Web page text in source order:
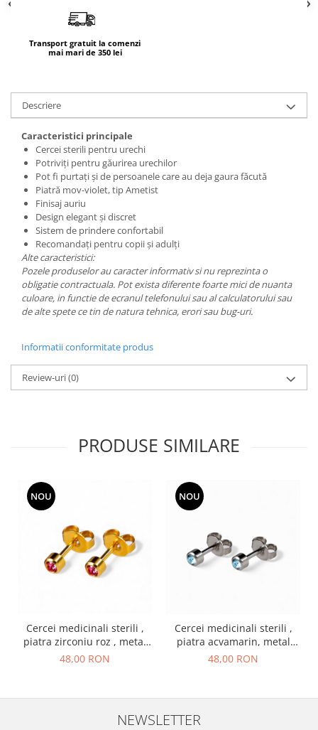
Transport gratuit la comenzi
mai mari de 350 lei
Descriere
Caracteristici principale
Cercei sterili pentru urechi
Potriviți pentru găurirea urechilor
Pot fi purtați și de persoanele care au deja gaura făcută
Piatră mov-violet, tip Ametist
Finisaj auriu
Design elegant și discret
Sistem de prindere confortabil
Recomandați pentru copii și adulți
Alte caracteristici:
Pozele produselor au caracter informativ si nu reprezinta o
obligatie contractuala. Pot exista diferente foarte mici de nuanta
culoare, in functie de ecranul telefonului sau al calculatorului sau
de alte spete ce tin de natura tehnica, erori sau bug-uri.
Informatii conformitate produs
Review-uri(0)
PRODUSE SIMILARE
NOU
Cercei medicinali sterili ,
piatra zirconiu roz , metal
auriu, OCTOMBRIE
48,00 RON
NOU
Cercei medicinali sterili ,
piatra acvamarin, metal
argintiu, MARTIE
48,00 RON
NEWSLETTER